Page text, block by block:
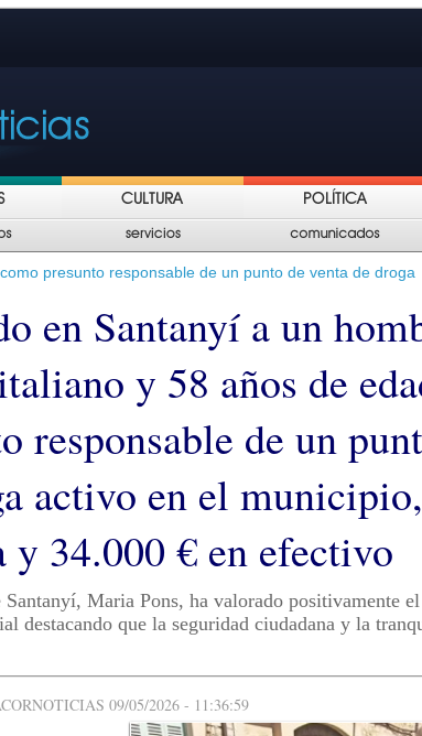
presunto responsable de un punto de venta de droga
en Santanyí a un
y 58 años de
responsable de un
activo en el
y 34.000 € en efectivo
Santanyí, Maria Pons, ha valorado positivamente
destacando que la seguridad ciudadana y la
09/05/2026 - 11:36:59